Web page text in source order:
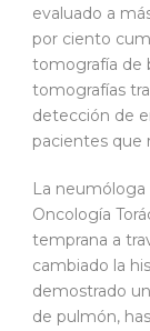
evaluado a
por ciento
tomografía de
tomografías
detección de
pacientes que
La neumóloga
Oncología
temprana a
cambiado la
demostrado
de pulmón,